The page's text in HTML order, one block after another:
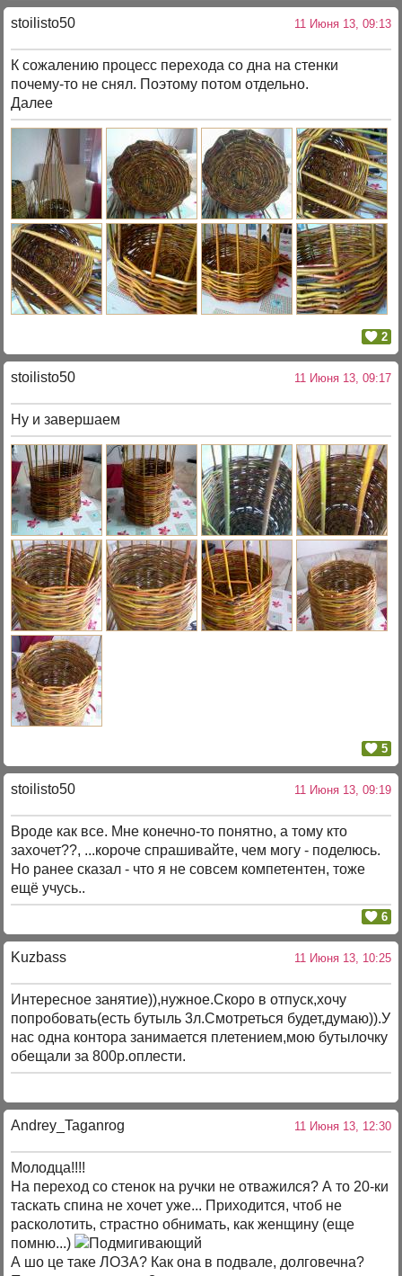
stoilisto50 11 Июня 13, 09:13
К сожалению процесс перехода со дна на стенки
почему-то не снял. Поэтому потом отдельно.
Далее
2
stoilisto50 11 Июня 13, 09:17
Ну и завершаем
5
stoilisto50 11 Июня 13, 09:19
Вроде как все. Мне конечно-то понятно, а тому кто
захочет??, ...короче спрашивайте, чем могу - поделюсь.
Но ранее сказал - что я не совсем компетентен, тоже
ещё учусь..
6
Kuzbass 11 Июня 13, 10:25
Интересное занятие)),нужное.Скоро в отпуск,хочу
попробовать(есть бутыль 3л.Смотреться будет,думаю)).У
нас одна контора занимается плетением,мою бутылочку
обещали за 800р.оплести.
Andrey_Taganrog 11 Июня 13, 12:30
Молодца!!!!
На переход со стенок на ручки не отважился? А то 20-ки
таскать спина не хочет уже... Приходится, чтоб не
расколотить, страстно обнимать, как женщину (еще
помню...)
А шо це таке ЛОЗА? Как она в подвале, долговечна?